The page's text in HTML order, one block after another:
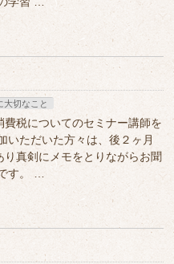
大切なこと
税についてのセミナー講師を
いただいた方々は、後２ヶ月
真剣にメモをとりながらお聞
す。 …